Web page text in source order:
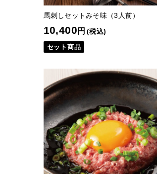
馬刺しセットみそ味（3人前）
10,400 円 (税込)
セット商品